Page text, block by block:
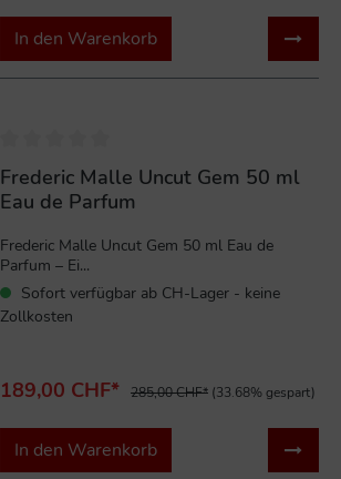
In den Warenkorb
Frederic Malle Uncut Gem 50 ml
Eau de Parfum
Frederic Malle Uncut Gem 50 ml Eau de
Parfum – Ei...
Sofort verfügbar ab CH-Lager - keine
Zollkosten
189,00 CHF* 285,00 CHF* (33.68% gespart)
In den Warenkorb